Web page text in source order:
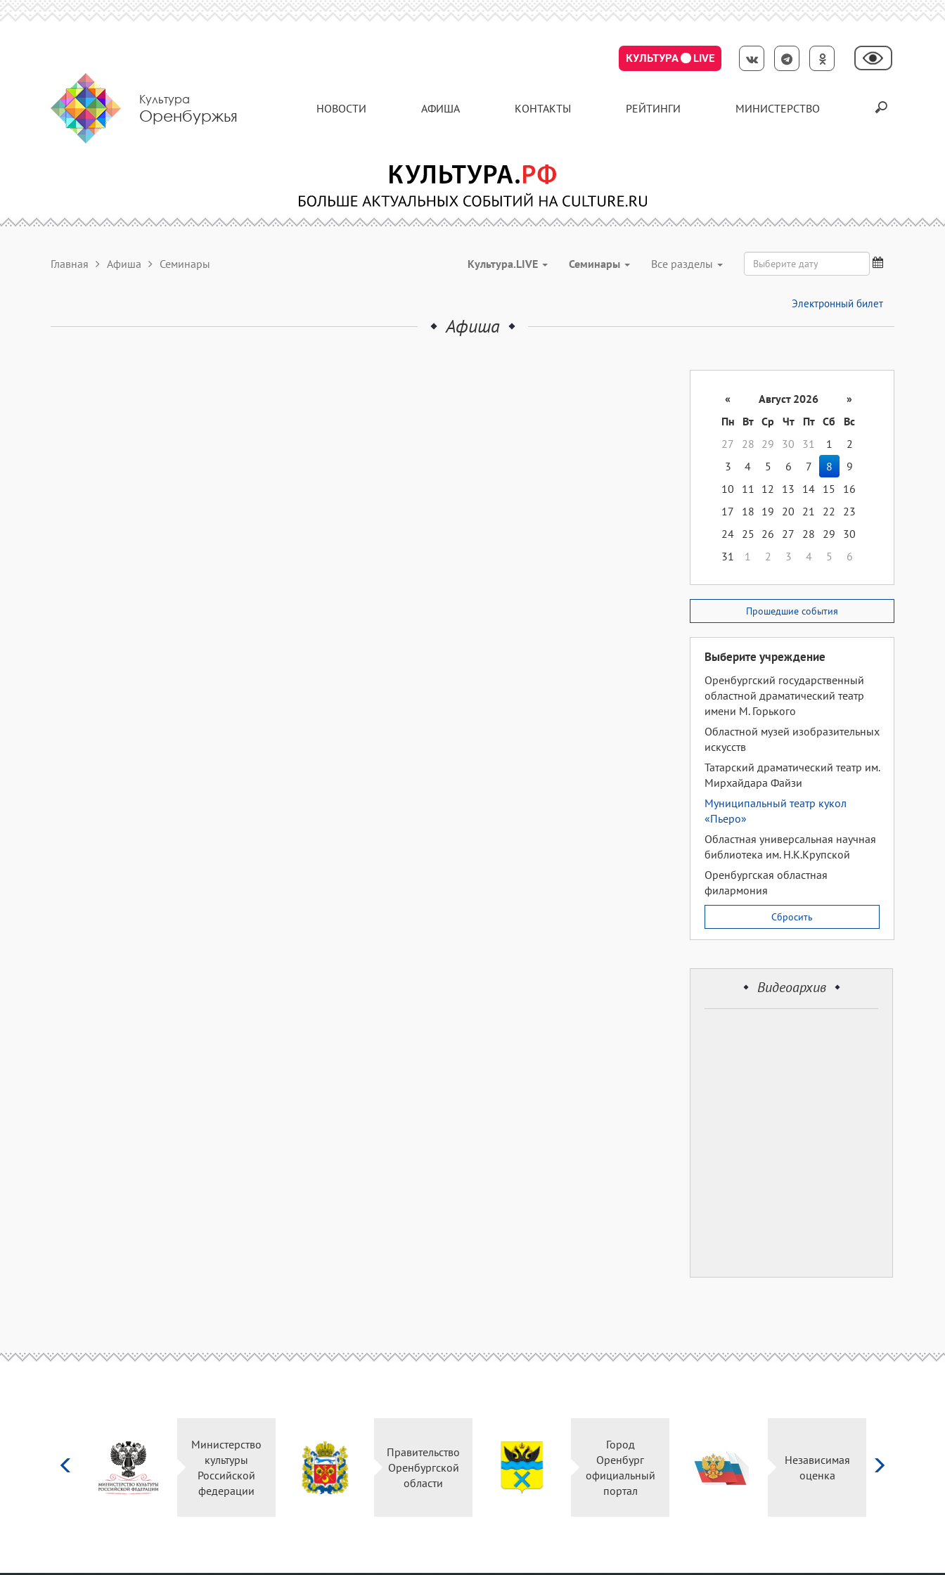
КУЛЬТУРА LIVE
Культура
Оренбуржья НОВОСТИ АФИША КОНТАКТЫ РЕЙТИНГИ МИНИСТЕРСТВО
Главная Афиша Семинары Культура.LIVE Семинары Все разделы
Электронный билет
Афиша
« Август 2026
»
Пн
Вт Ср Чт Пт Сб
Вс
27
28 29 30 31 1
2
3
4 5 6 7 8
9
10
11 12 13 14 15
16
17
18 19 20 21 22
23
24 25 26 27 28 29
30
31
1 2 3 4 5 6
Прошедшие события
Выберите учреждение
Оренбургский государственный
областной драматический театр
имени М. Горького
Областной музей изобразительных
искусств
Татарский драматический театр им.
Мирхайдара Файзи
Муниципальный театр кукол
«Пьеро»
Областная универсальная научная
библиотека им. Н.К.Крупской
Оренбургская областная
филармония
Сбросить
Видеоархив
Министерство
культуры
Российской
федерации
Правительство
Оренбургской
области
Город
Оренбург
официальный
портал
Независимая
оценка